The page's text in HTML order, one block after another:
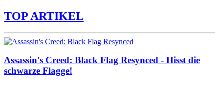
TOP ARTIKEL
Assassin's Creed: Black Flag Resynced - Hisst die
schwarze Flagge!